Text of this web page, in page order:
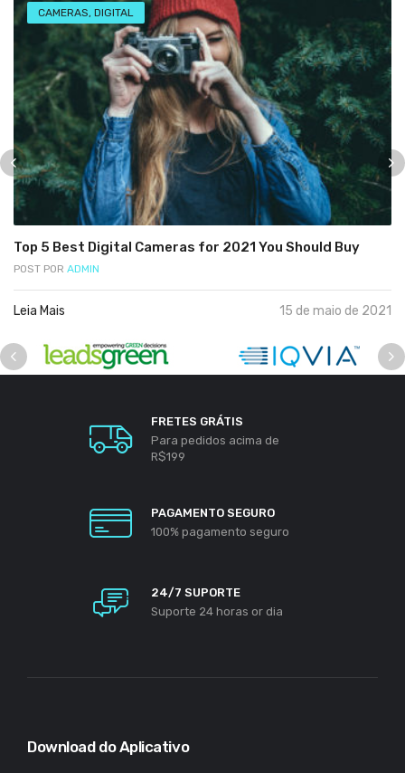
CAMERAS, DIGITAL
Top 5 Best Digital Cameras for 2021 You Should Buy
POST POR ADMIN
Leia Mais 15 de maio de 2021
FRETES GRÁTIS
Para pedidos acima de
R$199
PAGAMENTO SEGURO
100% pagamento seguro
24/7 SUPORTE
Suporte 24 horas or dia
Download do Aplicativo